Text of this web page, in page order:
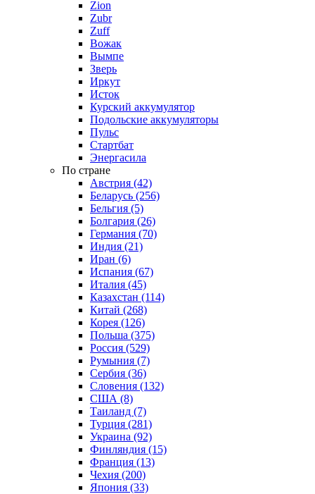
Zion
Zubr
Zuff
Вожак
Вымпе
Зверь
Иркут
Исток
Курский аккумулятор
Подольские аккумуляторы
Пульс
Стартбат
Энергасила
По стране
Австрия (42)
Беларусь (256)
Бельгия (5)
Болгария (26)
Германия (70)
Индия (21)
Иран (6)
Испания (67)
Италия (45)
Казахстан (114)
Китай (268)
Корея (126)
Польша (375)
Россия (529)
Румыния (7)
Сербия (36)
Словения (132)
США (8)
Таиланд (7)
Турция (281)
Украина (92)
Финляндия (15)
Франция (13)
Чехия (200)
Япония (33)